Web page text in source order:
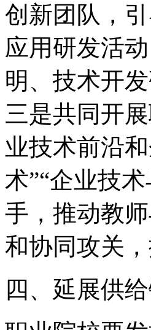
创新团队，
应用研发活
明、技术开
三是共同开
业技术前沿
术”“企业技
手，推动教
和协同攻关
四、延展供